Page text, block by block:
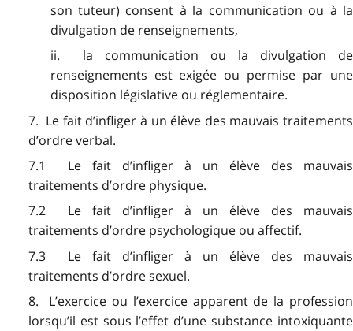
son tuteur) consent à la communication ou à la
divulgation de renseignements,
ii. la communication ou la divulgation de
renseignements est exigée ou permise par une
disposition législative ou réglementaire.
7. Le fait d’infliger à un élève des mauvais traitements
d’ordre verbal.
7.1 Le fait d’infliger à un élève des mauvais
traitements d’ordre physique.
7.2 Le fait d’infliger à un élève des mauvais
traitements d’ordre psychologique ou affectif.
7.3 Le fait d’infliger à un élève des mauvais
traitements d’ordre sexuel.
8. L’exercice ou l’exercice apparent de la profession
lorsqu’il est sous l’effet d’une substance intoxiquante